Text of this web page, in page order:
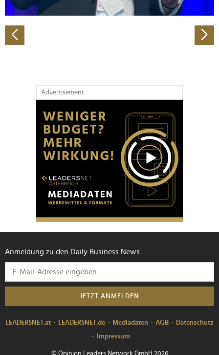
Partner führen diese Informationen möglicherweise mit
haben oder die sie im Rahmen Ihrer Nutzung der Dienste
gesammelt haben.
Advertisement
Anmeldung zu den Daily Business News
JETZT ANMELDEN
LEADERSNET.at LEADERSNET.de Mediadaten AGB
Datenschutz
Impressum